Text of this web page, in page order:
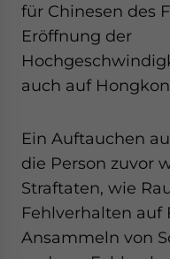
für Chinesen des
Eröffnung der
auch auf
Ein Auftauchen
die Person zuvor
Straftaten, wie
Fehlverhalten auf
Ansammeln von